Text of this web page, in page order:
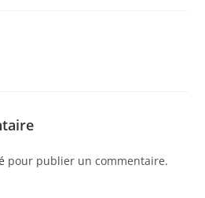
pour publier un commentaire.